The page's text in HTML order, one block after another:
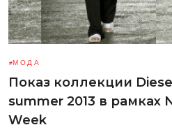
МОДА
Показ коллекции
summer 2013 в рамках
Week